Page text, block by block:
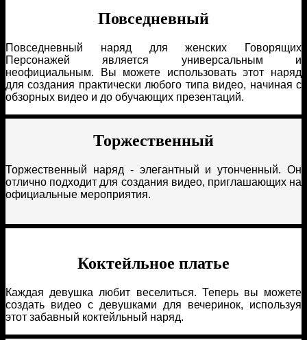
Повседневный
Повседневный наряд для женских Говорящих
Персонажей является универсальным и
неофициальным. Вы можете использовать этот наряд
для создания практически любого типа видео, начиная с
обзорных видео и до обучающих презентаций.
Торжественный
Торжественный наряд - элегантный и утонченный. Он
отлично подходит для создания видео, приглашающих на
официальные мероприятия.
Коктейльное платье
Каждая девушка любит веселиться. Теперь вы можете
создать видео с девушками для вечеринок, используя
этот забавный коктейльный наряд.